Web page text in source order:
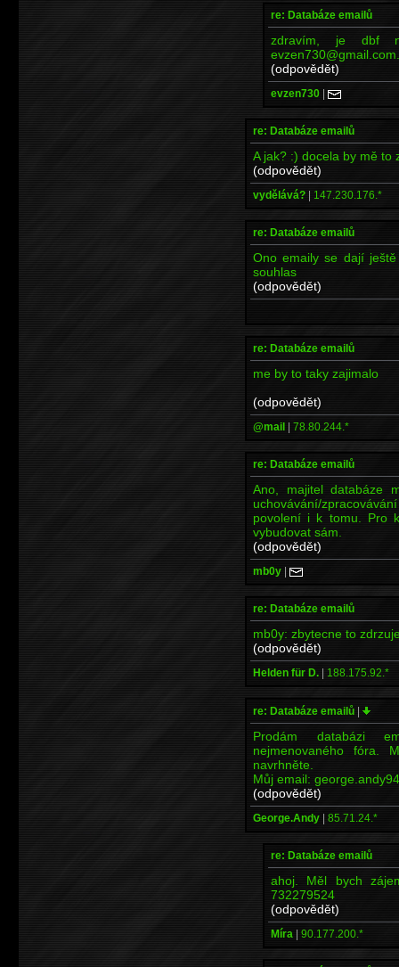
re: Databáze emailů
zdravím, je dbf
(odpovědět)
evzen730 |
re: Databáze emailů
A jak? :) docela by mě to
(odpovědět)
vydělává? | 147.230.176.*
re: Databáze emailů
Ono emaily se dají
souhlas
(odpovědět)
re: Databáze emailů
me by to taky zajimalo
(odpovědět)
@mail | 78.80.244.*
re: Databáze emailů
Ano, majitel databáze
uchovávání/
povolení i k tomu. Pro
vybudovat sám.
(odpovědět)
mb0y |
re: Databáze emailů
mb0y: zbytecne to
(odpovědět)
Helden für D. | 188.175.92.*
re: Databáze emailů |
Prodám databázi
nejmenovaného
navrhněte.
Můj email:
(odpovědět)
George.Andy | 85.71.24.*
re: Databáze emailů
ahoj. Měl bych
732279524
(odpovědět)
Míra | 90.177.200.*